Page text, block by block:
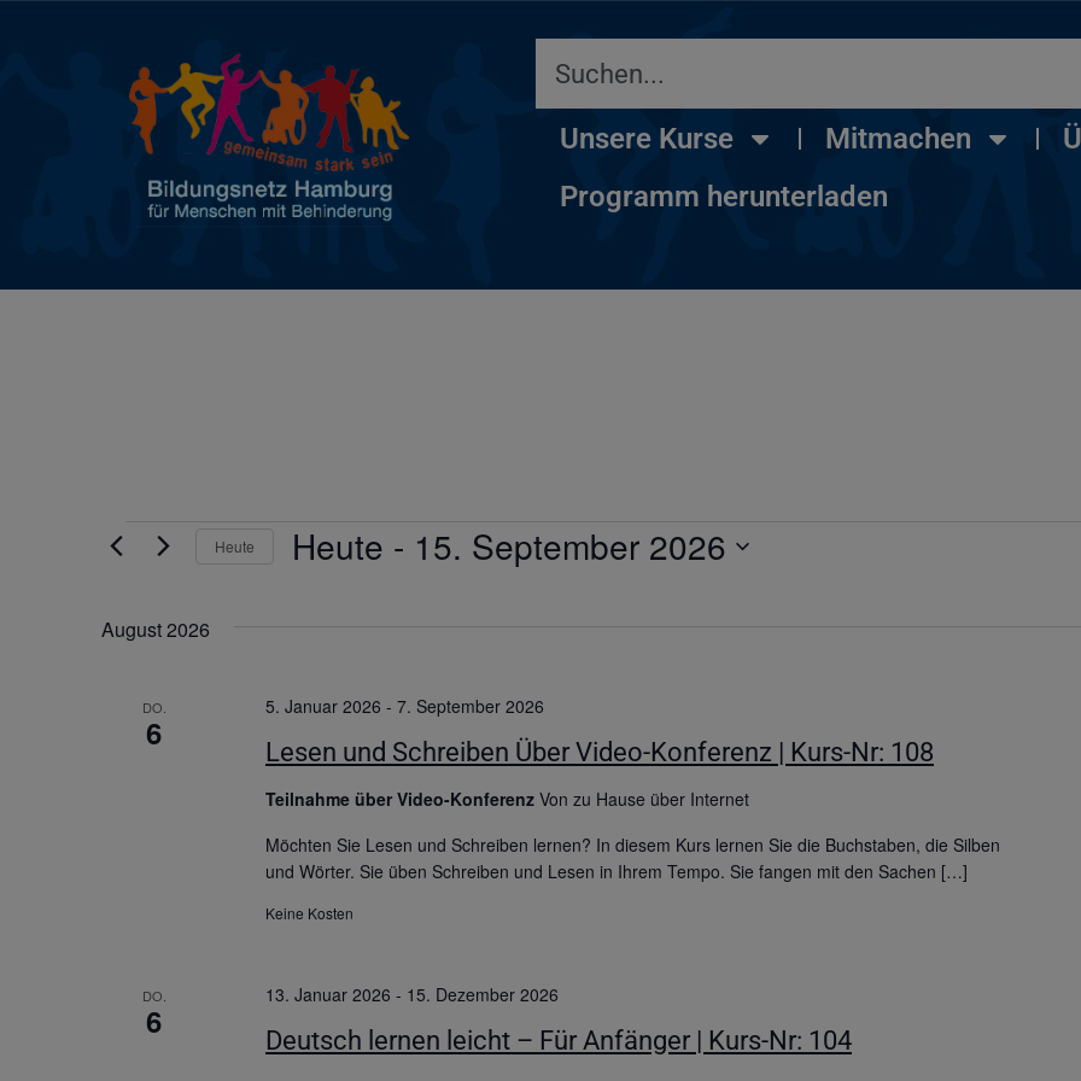
Unsere Kurse Mitmachen
Programm herunterladen
Heute Heute - 15. September 2026
August 2026
DO.
6 Lesen und Schreiben Über Video-Konferenz | Kurs-Nr: 108
5. Januar 2026 - 7. September 2026
Teilnahme über Video-Konferenz Von zu Hause über Internet
Möchten Sie Lesen und Schreiben lernen? In diesem Kurs lernen Sie die Buchstaben, die Silben
und Wörter. Sie üben Schreiben und Lesen in Ihrem Tempo. Sie fangen mit den Sachen […]
Keine Kosten
DO.
6 Deutsch lernen leicht – Für Anfänger | Kurs-Nr: 104
13. Januar 2026 - 15. Dezember 2026